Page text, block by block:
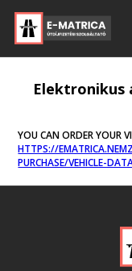
Elektronikus
YOU CAN ORDER YOUR
HTTPS://
PURCHASE/VEHICLE-